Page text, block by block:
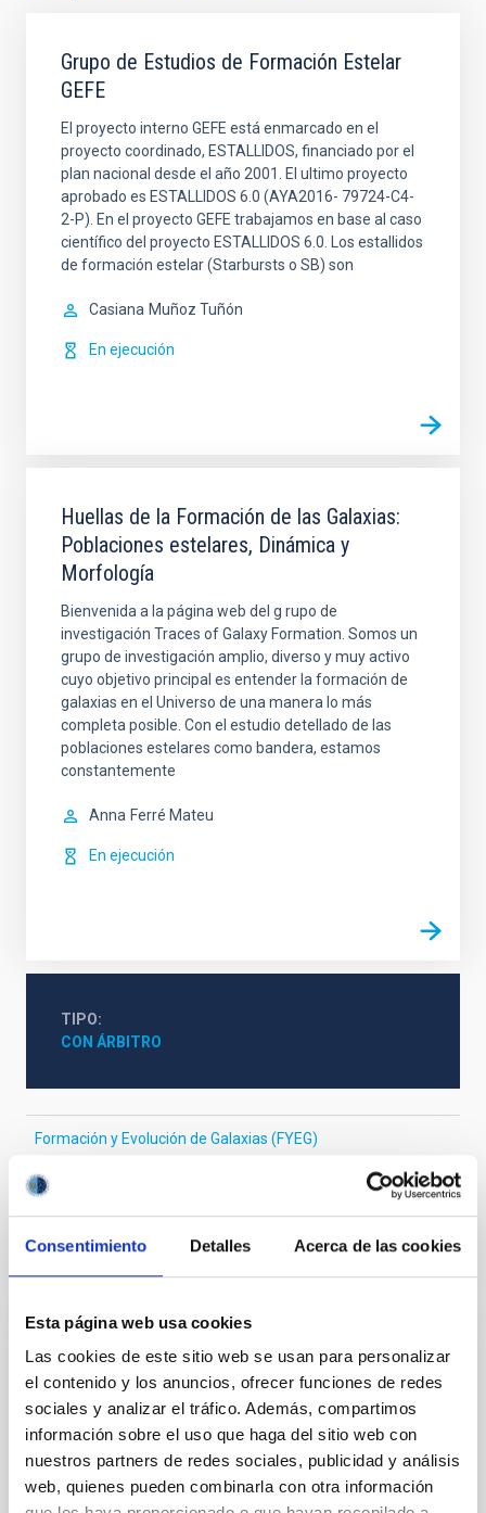
Consentimiento Detalles Acerca de las cookies
Esta página web usa cookies
Las cookies de este sitio web se usan para personalizar
el contenido y los anuncios, ofrecer funciones de redes
sociales y analizar el tráfico. Además, compartimos
información sobre el uso que haga del sitio web con
nuestros partners de redes sociales, publicidad y análisis
web, quienes pueden combinarla con otra información
Grupo de Estudios de Formación Estelar
GEFE
El proyecto interno GEFE está enmarcado en el
proyecto coordinado, ESTALLIDOS, financiado por el
plan nacional desde el año 2001. El ultimo proyecto
aprobado es ESTALLIDOS 6.0 (AYA2016- 79724-C4-
2-P). En el proyecto GEFE trabajamos en base al caso
científico del proyecto ESTALLIDOS 6.0. Los estallidos
de formación estelar (Starbursts o SB) son
Casiana Muñoz Tuñón
En ejecución
Huellas de la Formación de las Galaxias:
Poblaciones estelares, Dinámica y
Morfología
Bienvenida a la página web del g rupo de
investigación Traces of Galaxy Formation. Somos un
grupo de investigación amplio, diverso y muy activo
cuyo objetivo principal es entender la formación de
galaxias en el Universo de una manera lo más
completa posible. Con el estudio detellado de las
poblaciones estelares como bandera, estamos
constantemente
Anna Ferré Mateu
En ejecución
TIPO
CON ÁRBITRO
Formación y Evolución de Galaxias (FYEG)
Te puede interesar
CON ÁRBITRO
Magnetic Field Alignment with Dense
Cores in the Transition between Cloud and
Core Scales
In a magnetically dominated model of star formation,
we expect to see alignments between the magnetic